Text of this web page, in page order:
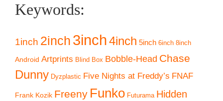
Keywords:
1inch 2inch 3inch4inch 5inch 6inch 8inch
Android Artprints Blind Box Bobble-Head Chase
Dunny Dyzplastic Five Nights at Freddy’s FNAF
Frank Kozik Freeny Funko Futurama Hidden